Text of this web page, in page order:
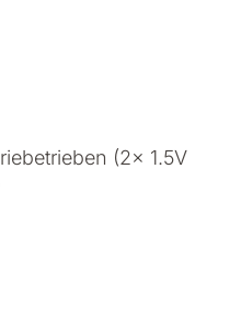
(2x 1.5V